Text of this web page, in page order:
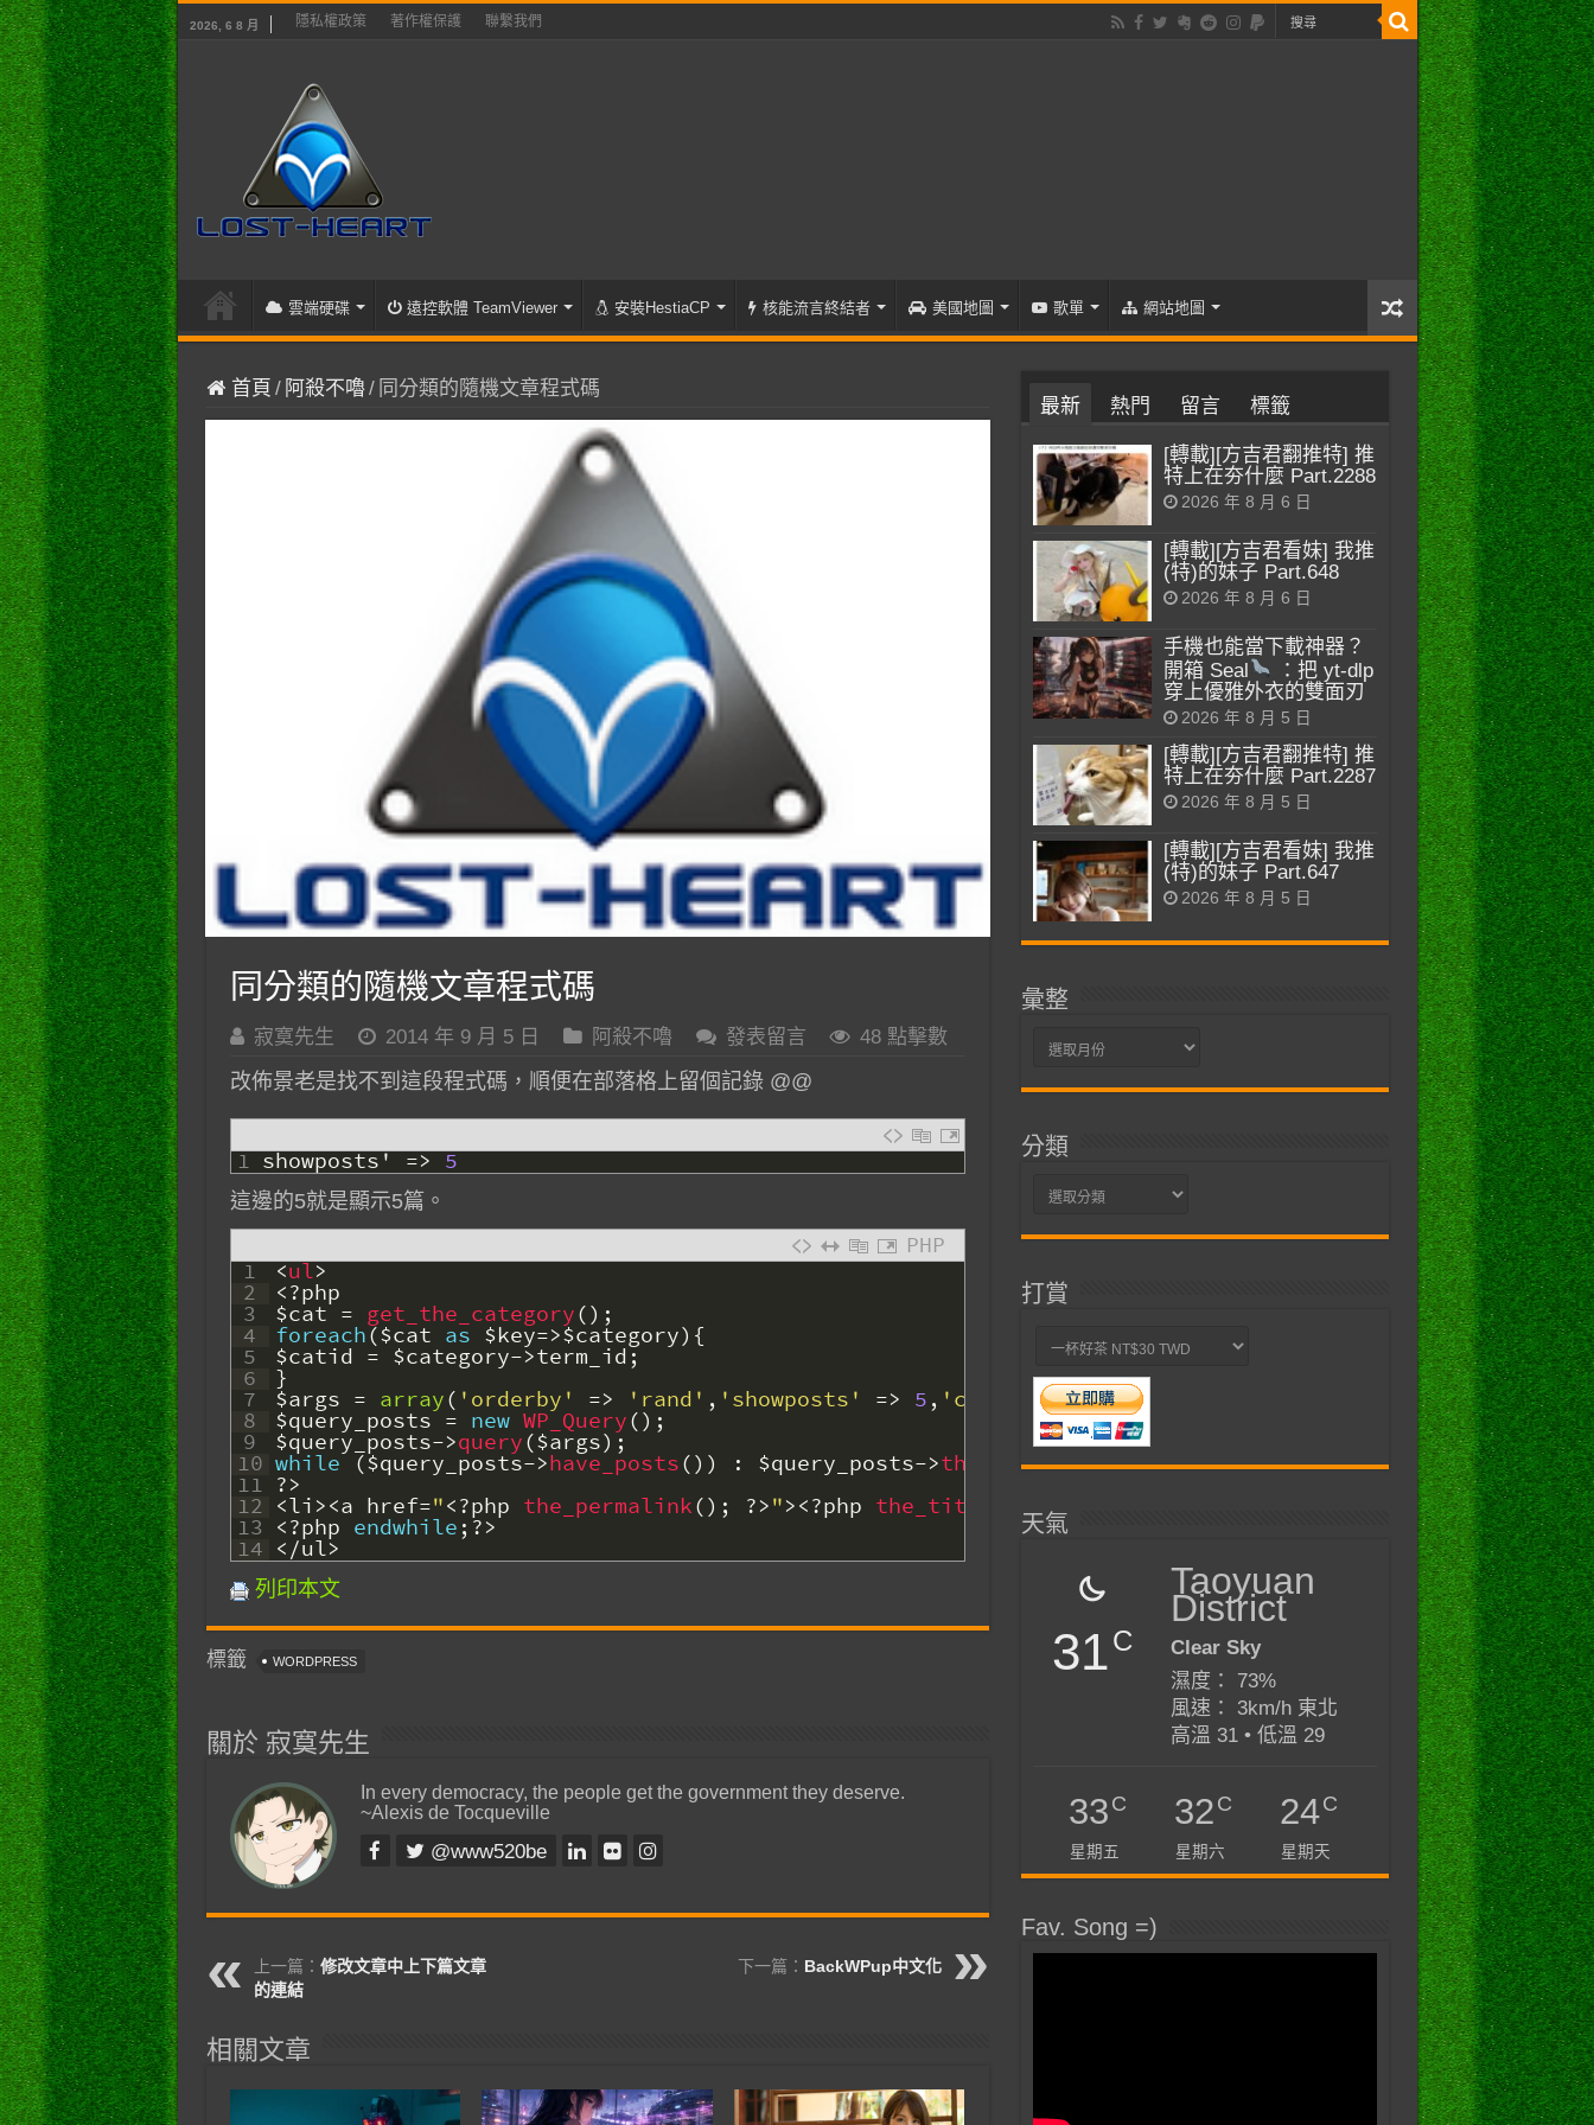
2026, 6 8 月 隱私權政策 著作權保護 聯繫我們
雲端硬碟 遠控軟體 TeamViewer 安裝HestiaCP 核能流言終結者 美國地圖 歌單 網站地圖
首頁 / 阿殺不嚕/ 同分類的隨機文章程式碼
同分類的隨機文章程式碼
寂寞先生 2014 年 9 月 5 日 阿殺不嚕 發表留言 48 點擊數
改佈景老是找不到這段程式碼，順便在部落格上留個記錄 @@
1 showposts' => 5
這邊的5就是顯示5篇。
PHP
1
2
3
4
5
6
7
8
9
10
11
12
13
14
<ul>
<?php
$cat = get_the_category() ;
foreach($cat as $key=>$category) {
$catid = $category->term_id;
}
$args = array( 'orderby' => 'rand' , 'showposts' => 5, 'cat' > $catid
$query_posts = new WP_Query() ;
$query_posts->query($args);
while ($query_posts->have_posts() ) : $query_posts->the_post();
?>
<li><a href="<?php the_permalink() ; ?>"><?php the_title ; ?>
<?php endwhile;?>
</ul>
列印本文
標籤 WORDPRESS
關於 寂寞先生
In every democracy, the people get the government they deserve.
~Alexis de Tocqueville
@www520be
上一篇： 修改文章中上下篇文章
的連結
下一篇： BackWPup中文化
相關文章
最新 熱門 留言 標籤
[轉載][方吉君翻推特] 推
特上在夯什麼 Part.2288
2026 年 8 月 6 日
[轉載][方吉君看妹] 我推
(特)的妹子 Part.648
2026 年 8 月 6 日
手機也能當下載神器？
開箱 Seal
：把 yt-dlp
穿上優雅外衣的雙面刃
2026 年 8 月 5 日
[轉載][方吉君翻推特] 推
特上在夯什麼 Part.2287
2026 年 8 月 5 日
[轉載][方吉君看妹] 我推
(特)的妹子 Part.647
2026 年 8 月 5 日
彙整
彙
分類
分
打賞
天氣
31C
Taoyuan
District
Clear Sky
濕度： 73%
風速： 3km/h 東北
高溫 31 • 低溫 29
33C
星期五
32C
星期六
24C
星期天
Fav. Song =)